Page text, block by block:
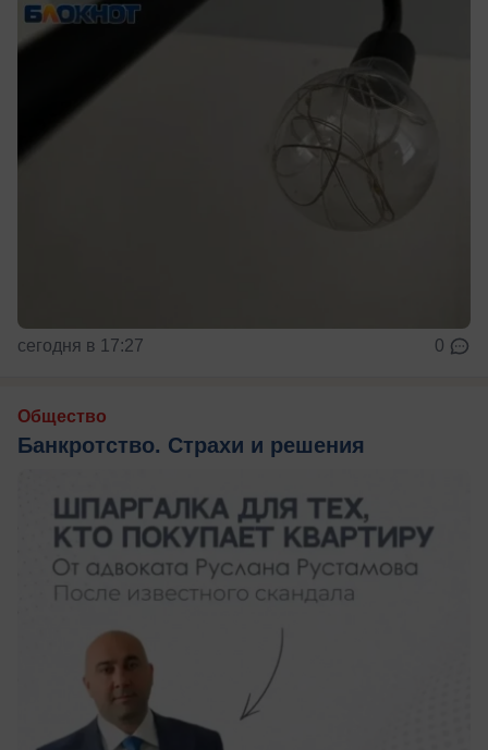
сегодня в 17:27 0
Общество
Банкротство. Страхи и решения